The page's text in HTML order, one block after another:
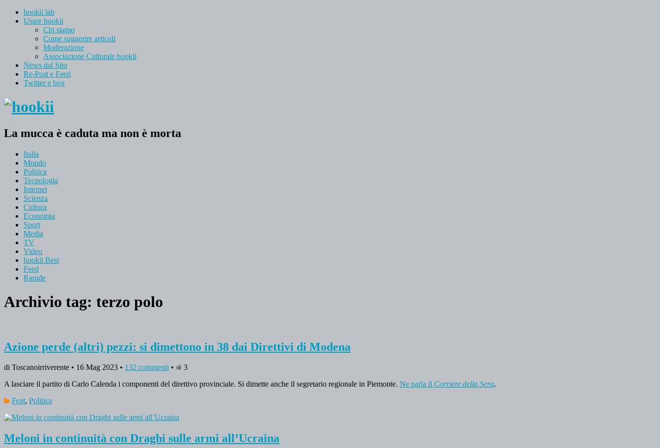
hookii lab
Usare hookii
Chi siamo
Come suggerire articoli
Moderazione
Associazione Culturale hookii
News dal Sito
Re-Post e Feed
Twitter e box
La mucca è caduta ma non è morta
Italia
Mondo
Politica
Tecnologia
Internet
Scienza
Cultura
Economia
Sport
Media
TV
Video
hookii Best
Feed
Rapide
Archivio tag: terzo polo
Azione perde (altri) pezzi: si dimettono in 38 dai Direttivi di Modena
di Toscanoirriverente • 16 Mag 2023 • 132 commenti •
3
A lasciare il partito di Carlo Calenda i componenti del direttivo provinciale. Si dimette anche il segretario regionale in Piemonte. Ne parla il Corriere della Sera.
Feat, Politica
Meloni in continuità con Draghi sulle armi all’Ucraina